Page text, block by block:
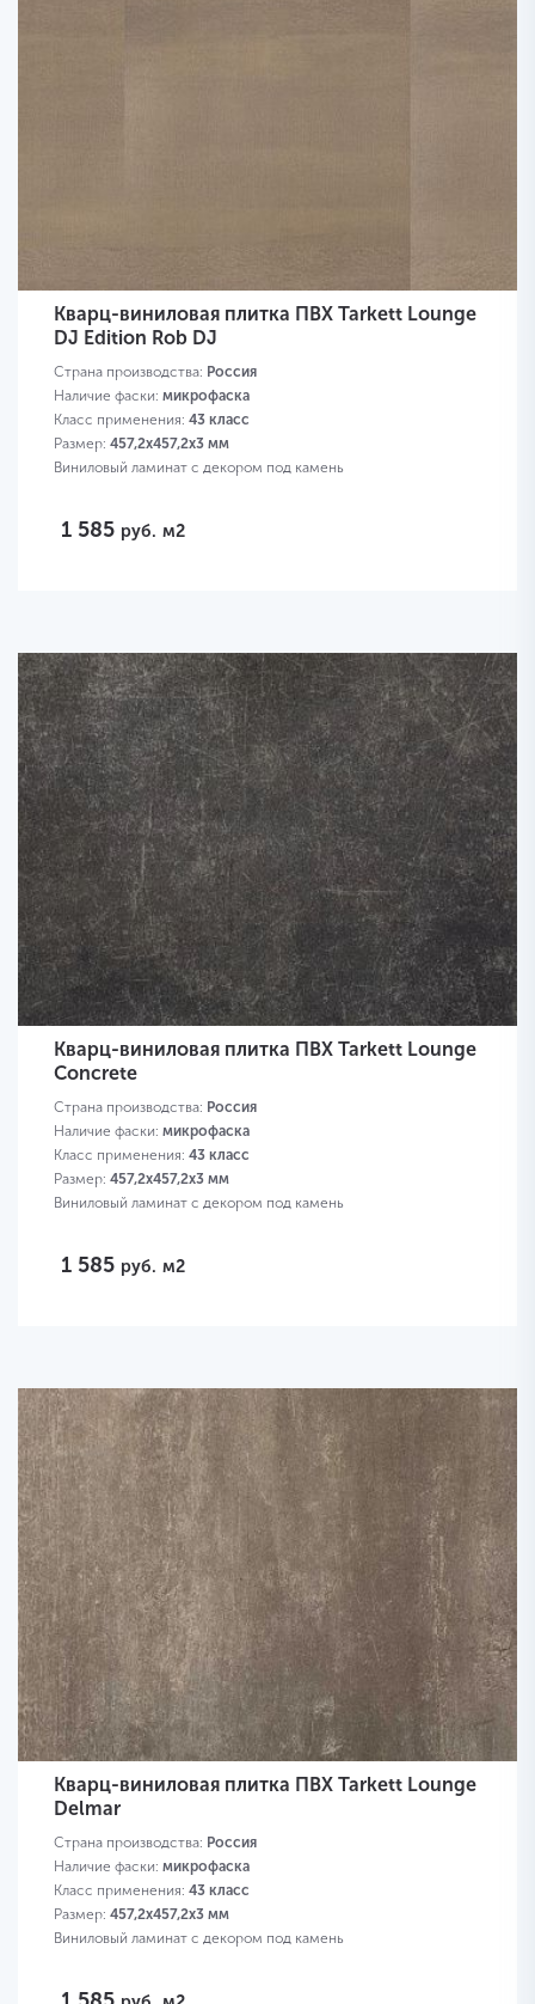
Кварц-виниловая плитка ПВХ Tarkett Lounge
DJ Edition Rob DJ
Страна производства: Россия
Наличие фаски: микрофаска
Класс применения: 43 класс
Размер: 457,2х457,2х3 мм
Виниловый ламинат с декором под камень
1 585 руб. м2
Кварц-виниловая плитка ПВХ Tarkett Lounge
Concrete
Страна производства: Россия
Наличие фаски: микрофаска
Класс применения: 43 класс
Размер: 457,2х457,2х3 мм
Виниловый ламинат с декором под камень
1 585 руб. м2
Кварц-виниловая плитка ПВХ Tarkett Lounge
Delmar
Страна производства: Россия
Наличие фаски: микрофаска
Класс применения: 43 класс
Размер: 457,2х457,2х3 мм
Виниловый ламинат с декором под камень